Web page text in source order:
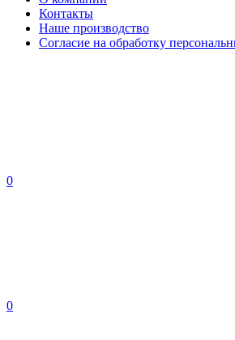
Контакты
Наше производство
Согласие на обработку
0
0